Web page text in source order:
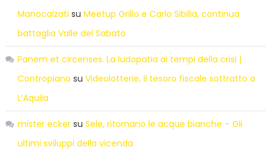
Manocalzati su Meetup Grillo e Carlo Sibilia, continua
battaglia Valle del Sabato
Panem et circenses. La ludopatia ai tempi della crisi |
Contropiano su Videolotterie, il tesoro fiscale sottratto a
L’Aquila
mister eckersu Sele, ritornano le acque bianche – Gli
ultimi sviluppi della vicenda